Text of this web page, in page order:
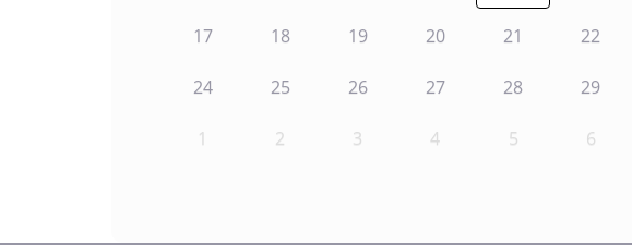
17 18 19 20 21 22
24 25 26 27 28 29
1 2 3 4 5 6